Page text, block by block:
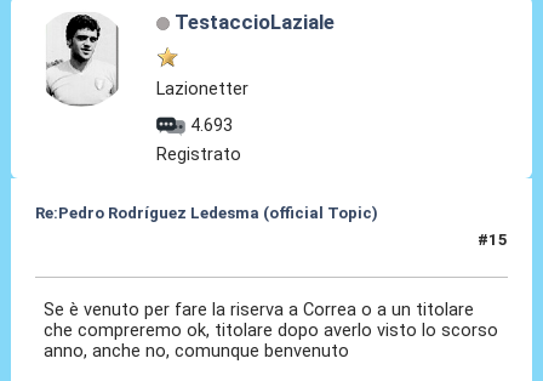
TestaccioLaziale
Lazionetter
4.693
Registrato
Re:Pedro Rodríguez Ledesma (official Topic)
#15
Se è venuto per fare la riserva a Correa o a un titolare
che compreremo ok, titolare dopo averlo visto lo scorso
anno, anche no, comunque benvenuto